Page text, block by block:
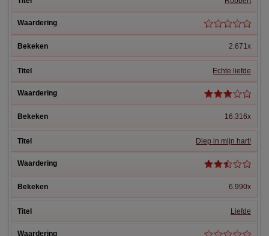
2.671x
Echte liefde
16.316x
Diep in mijn hart!
6.990x
Liefde